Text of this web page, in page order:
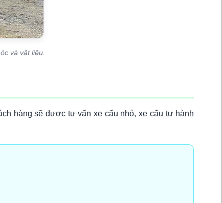
và vật liệu.
hàng sẽ được tư vấn xe cẩu nhỏ, xe cẩu tự hành